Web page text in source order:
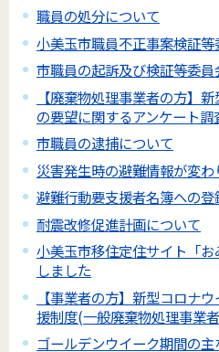
職員の処分について
小美玉市職員不正事案検証
市職員の起訴及び検証等委
【廃棄物処理事業者の方】
の要望に関するアンケート調
市職員の逮捕について
災害発生時の避難情報が変わ
避難行動要支援者名簿への
耐震改修促進計画について
小美玉市移住定住サイト「
しました
【事業者の方】新型コロナ
援制度(一般廃棄物処理事業者
ゴールデンウイーク期間の